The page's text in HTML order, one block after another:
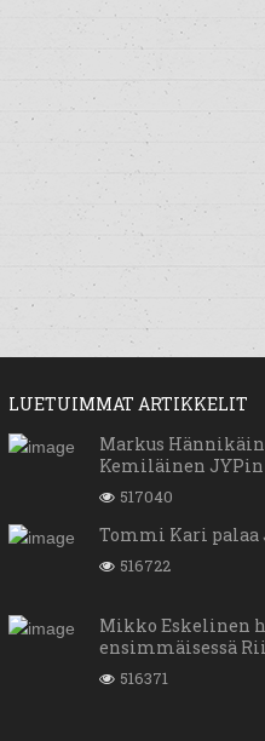
LUETUIMMAT ARTIKKELIT
Markus
Kemiläinen
517040
Tommi Kari palaa
516722
Mikko Eskelinen
ensimmäisessä
516371